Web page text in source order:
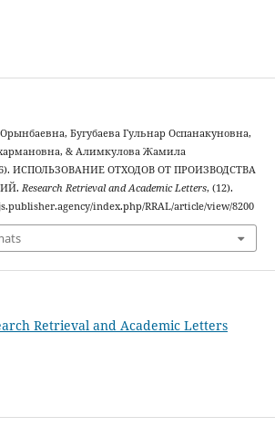
Бугубаева Гульнар Оспанакуновна,
& Алимкулова Жамила
ИСПОЛЬЗОВАНИЕ ОТХОДОВ ОТ ПРОИЗВОДСТВА
Research Retrieval and Academic Letters, (12).
index.php/RRAL/article/view/8200
Retrieval and Academic Letters